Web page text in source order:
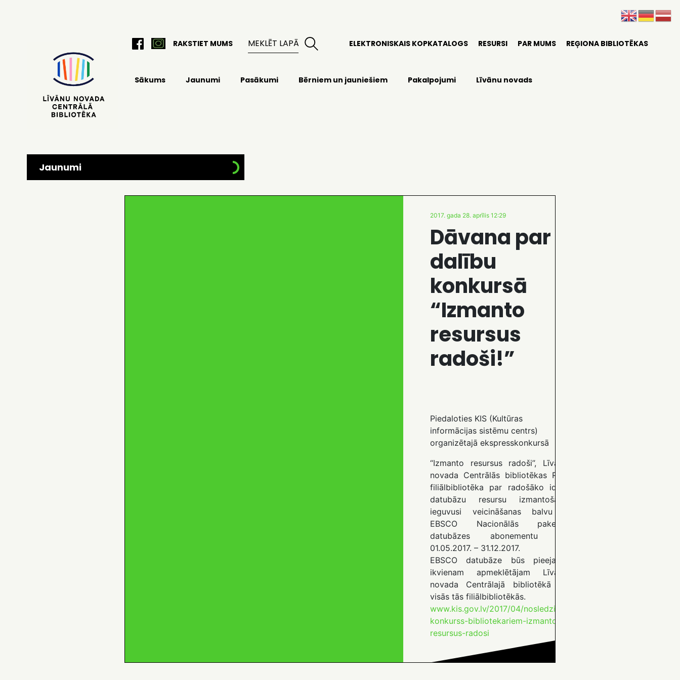
RAKSTIET MUMS ELEKTRONISKAIS KOPKATALOGS RESURSI PAR MUMS REĢIONA BIBLIOTĒKAS
Sākums Jaunumi Pasākumi Bērniem un jauniešiem Pakalpojumi Līvānu novads
Jaunumi
2017. gada 28. aprīlis 12:29
Dāvana par
dalību
konkursā
“Izmanto
resursus
radoši!”
Piedaloties KIS (Kultūras
informācijas sistēmu centrs)
organizētajā ekspresskonkursā
“Izmanto resursus radoši’’, Līvānu
novada Centrālās bibliotēkas Rīta
filiālbibliotēka par radošāko ideju
datubāzu resursu izmantošanā
ieguvusi veicināšanas balvu –
EBSCO Nacionālās paketes
datubāzes abonementu no
01.05.2017. – 31.12.2017.
EBSCO datubāze būs pieejama
ikvienam apmeklētājam Līvānu
novada Centrālajā bibliotēkā un
visās tās filiālbibliotēkās.
www.kis.gov.lv/2017/04/nosledzies-
konkurss-bibliotekariem-izmanto-
resursus-radosi